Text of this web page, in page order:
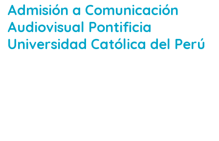
Admisión a Comunicación
Audiovisual Pontificia
Universidad Católica del Perú